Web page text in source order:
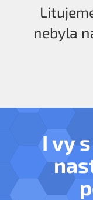
nebyla
I vy